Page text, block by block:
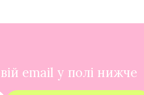
email у полі нижче